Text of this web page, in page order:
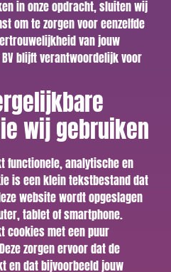
in onze opdracht, sluiten wij
om te zorgen voor eenzelfde
van jouw
blijft verantwoordelijk voor
wij gebruiken
functionele, analytische en
is een klein tekstbestand dat
website wordt opgeslagen
tablet of smartphone.
cookies met een puur
zorgen ervoor dat de
en dat bijvoorbeeld jouw